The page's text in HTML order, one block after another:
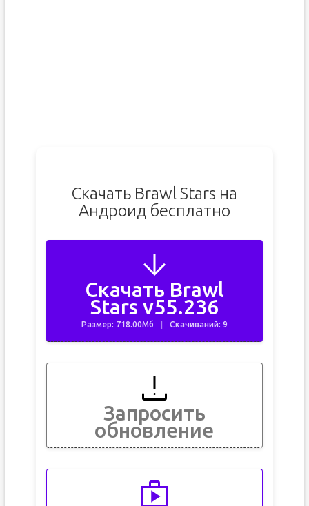
Скачать Brawl Stars на
Андроид бесплатно
Скачать Brawl
Stars v55.236
Размер: 718.00Мб Скачиваний: 9
Запросить
обновление